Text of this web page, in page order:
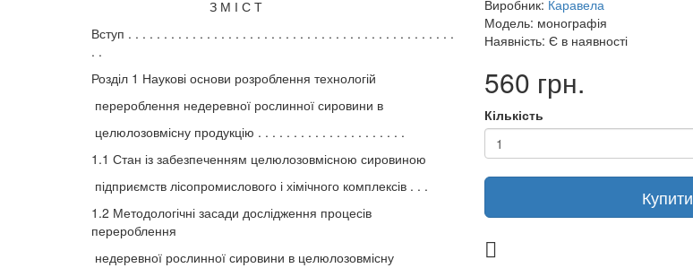
З М І С Т
Вступ . . . . . . . . . . . . . . . . . . . . . . . . . . . . . . . . . . . . . . . . . . . . . .
. .
Розділ 1 Наукові основи розроблення технологій
перероблення недеревної рослинної сировини в
целюлозовмісну продукцію . . . . . . . . . . . . . . . . . . . . .
1.1 Стан із забезпеченням целюлозовмісною сировиною
підприємств лісопромислового і хімічного комплексів . . .
1.2 Методологічні засади дослідження процесів
перероблення
недеревної рослинної сировини в целюлозовмісну
Виробник: Каравела
Модель: монографія
Наявність: Є в наявності
560 грн.
Кількість
Купити